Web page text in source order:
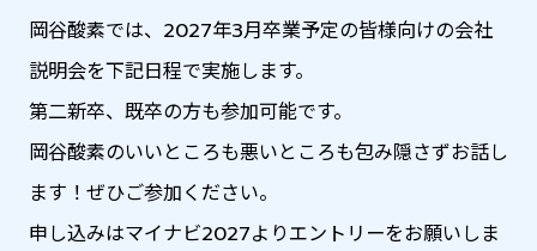
岡谷酸素では、2027年3月卒業予定の皆様向けの会社
説明会を下記日程で実施します。
第二新卒、既卒の方も参加可能です。
岡谷酸素のいいところも悪いところも包み隠さずお話し
ます！ぜひご参加ください。
申し込みはマイナビ2027よりエントリーをお願いしま